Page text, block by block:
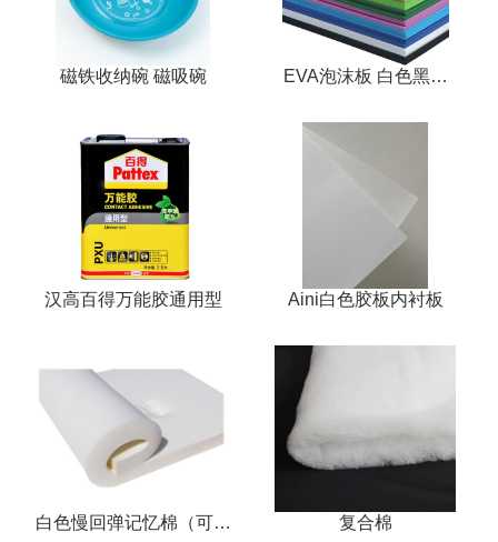
磁铁收纳碗 磁吸碗
EVA泡沫板 白色黑色
汉高百得万能胶通用型 Aini白色胶板内衬板
白色慢回弹记忆棉（可定
复合棉